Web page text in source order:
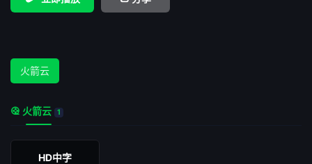
的在网上将自己对这首歌的真实评价写了下来，没想到她的恶评吸
不知不觉之中渐渐靠近。
火箭云
火箭云 1
HD中字